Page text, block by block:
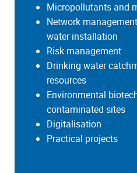
Micropollutants and
Network
water installation
Risk management
Drinking water
resources
Environmental
contaminated sites
Digitalisation
Practical projects